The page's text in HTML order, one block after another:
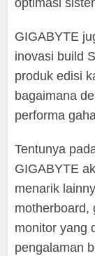
optimasi
GIGABYTE
inovasi build
produk edisi
bagaimana
performa
Tentunya
GIGABYTE
menarik
motherboard,
monitor yang
pengalaman